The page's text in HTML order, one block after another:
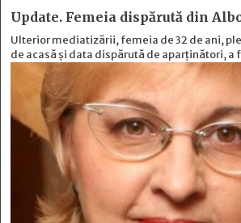
Update. Femeia dispărută din
Ulterior mediatizării, femeia de 32 de ani,
de acasă și data dispărută de aparținători,